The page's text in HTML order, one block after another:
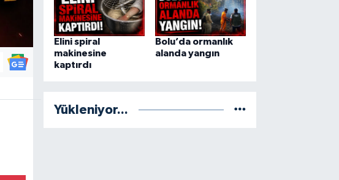
Elini spiral
makinesine
kaptırdı
Bolu’da ormanlık
alanda yangın
Yükleniyor...